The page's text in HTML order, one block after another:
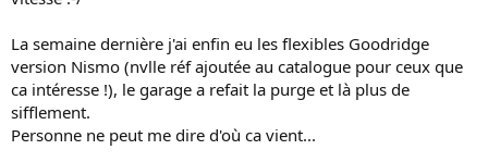
La semaine dernière j'ai enfin eu les flexibles Goodridge
version Nismo (nvlle réf ajoutée au catalogue pour ceux que
ca intéresse !), le garage a refait la purge et là plus de
sifflement.
Personne ne peut me dire d'où ca vient...